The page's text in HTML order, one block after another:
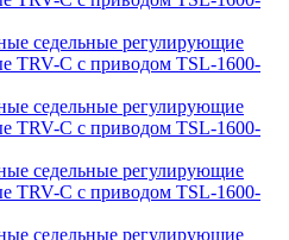
седельные регулирующие
TRV-С с приводом TSL-1600-
седельные регулирующие
TRV-С с приводом TSL-1600-
седельные регулирующие
TRV-С с приводом TSL-1600-
седельные регулирующие